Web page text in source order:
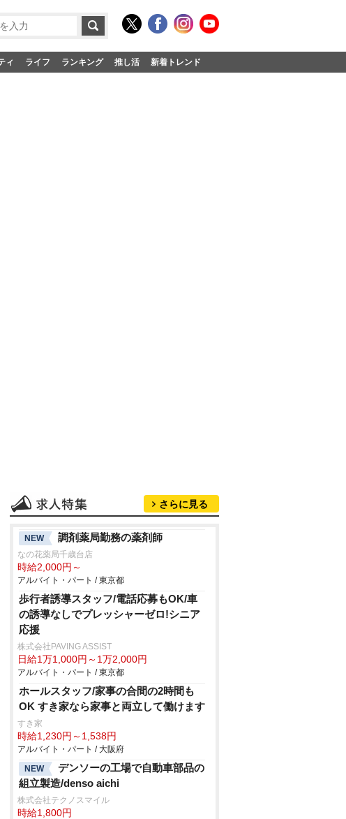
ィ ライフ ランキング 推し活 新着トレンド
さらに見る
NEW 調剤薬局勤務の薬剤師
なの花薬局千歳台店
時給2,000円～
アルバイト・パート / 東京都
歩行者誘導スタッフ/電話応募もOK/車
の誘導なしでプレッシャーゼロ!シニア
応援
株式会社PAVING ASSIST
日給1万1,000円～1万2,000円
アルバイト・パート / 東京都
ホールスタッフ/家事の合間の2時間も
OK すき家なら家事と両立して働けます
すき家
時給1,230円～1,538円
アルバイト・パート / 大阪府
NEW
デンソーの工場で自動車部品の
組立製造/denso aichi
株式会社テクノスマイル
時給1,800円